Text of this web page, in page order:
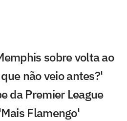
sobre volta ao
não veio antes?'
da Premier League
Flamengo'